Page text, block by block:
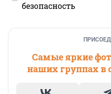
безопасность
Самые яркие
наших группах в